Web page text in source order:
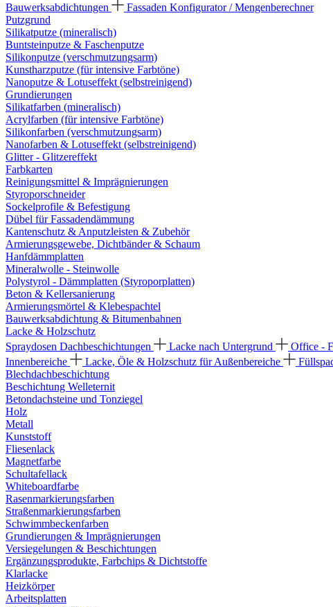
Bauwerksabdichtungen
Fassaden Konfigurator / Mengenberechner
Putzgrund
Silikatputze (mineralisch)
Buntsteinputze & Faschenputze
Silikonputze (verschmutzungsarm)
Kunstharzputze (für intensive Farbtöne)
Nanoputze & Lotuseffekt (selbstreinigend)
Grundierungen
Silikatfarben (mineralisch)
Acrylfarben (für intensive Farbtöne)
Silikonfarben (verschmutzungsarm)
Nanofarben & Lotuseffekt (selbstreinigend)
Glitter - Glitzereffekt
Farbkarten
Reinigungsmittel & Imprägnierungen
Styroporschneider
Sockelprofile & Befestigung
Dübel für Fassadendämmung
Kantenschutz & Anputzleisten & Zubehör
Armierungsgewebe, Dichtbänder & Schaum
Hanfdämmplatten
Mineralwolle - Steinwolle
Polystyrol - Dämmplatten (Styroporplatten)
Beton & Kellersanierung
Armierungsmörtel & Klebespachtel
Bauwerksabdichtung & Bitumenbahnen
Lacke & Holzschutz
Spraydosen Dachbeschichtungen Lacke nach Untergrund Office -
Innenbereiche
Lacke, Öle & Holzschutz für Außenbereiche
Blechdachbeschichtung
Beschichtung Welleternit
Betondachsteine und Tonziegel
Holz
Metall
Kunststoff
Fliesenlack
Magnetfarbe
Schultafellack
Whiteboardfarbe
Rasenmarkierungsfarben
Straßenmarkierungsfarben
Schwimmbeckenfarben
Grundierungen & Imprägnierungen
Versiegelungen & Beschichtungen
Ergänzungsprodukte, Farbchips & Dichtstoffe
Klarlacke
Heizkörper
Arbeitsplatten